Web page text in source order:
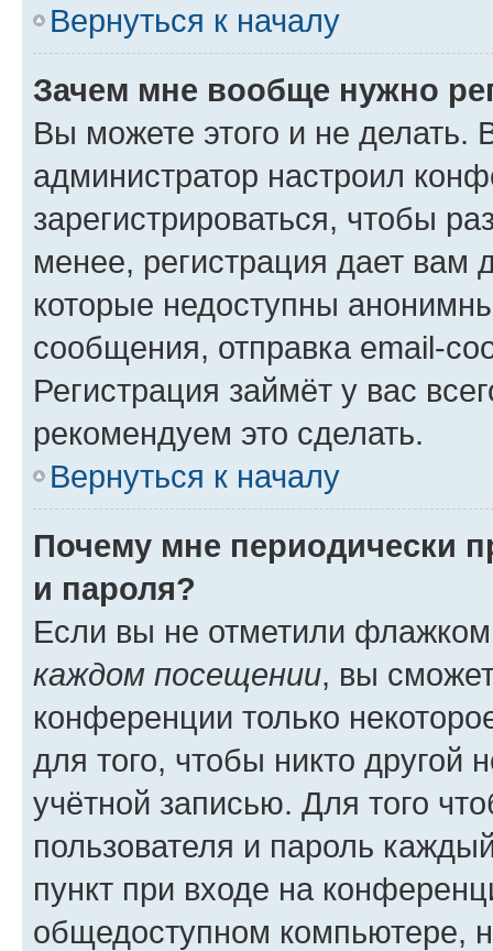
Вернуться к началу
Зачем мне вообще нужно
Вы можете этого и не делать.
администратор настроил
зарегистрироваться, чтобы
менее, регистрация дает вам
которые недоступны
сообщения, отправка email-
Регистрация займёт у вас
рекомендуем это сделать.
Вернуться к началу
Почему мне периодически
и пароля?
Если вы не отметили
каждом посещении, вы
конференции только
для того, чтобы никто другой
учётной записью. Для того
пользователя и пароль
пункт при входе на
общедоступном компьютере,